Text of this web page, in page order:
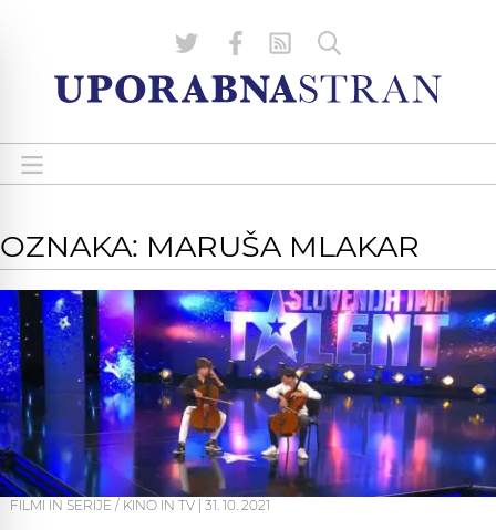
OZNAKA: MARUŠA MLAKAR
FILMI IN SERIJE / KINO IN TV 31. 10. 2021